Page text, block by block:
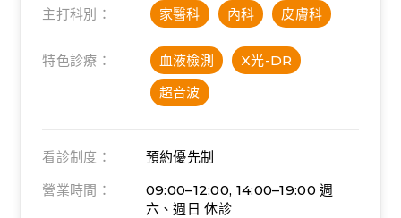
主打科別： 家醫科 內科 皮膚科
特色診療： 血液檢測
X光-DR
超音波
看診制度：
預約優先制
營業時間：
09:00–12:00, 14:00–19:00 週
六、週日 休診